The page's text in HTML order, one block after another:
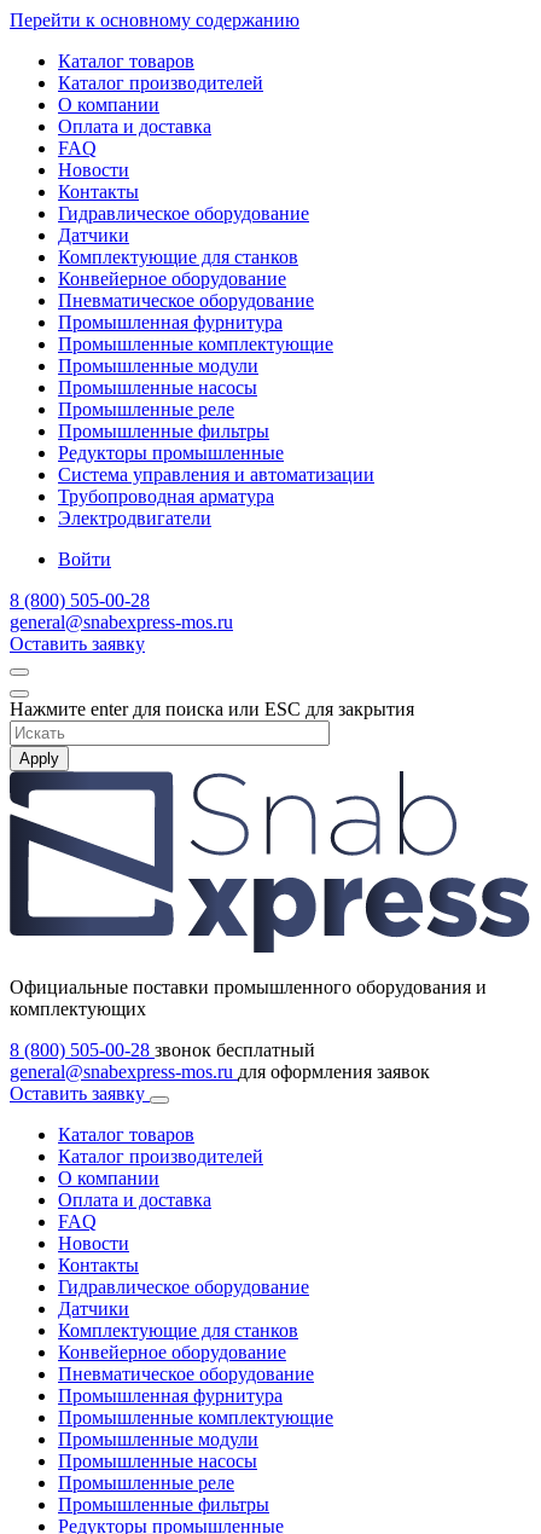
Перейти к основному содержанию
Каталог товаров
Каталог производителей
О компании
Оплата и доставка
FAQ
Новости
Контакты
Гидравлическое оборудование
Датчики
Комплектующие для станков
Конвейерное оборудование
Пневматическое оборудование
Промышленная фурнитура
Промышленные комплектующие
Промышленные модули
Промышленные насосы
Промышленные реле
Промышленные фильтры
Редукторы промышленные
Система управления и автоматизации
Трубопроводная арматура
Электродвигатели
Войти
8 (800) 505-00-28
general@snabexpress-mos.ru
Оставить заявку
Нажмите enter для поиска или ESC для закрытия
Apply
Официальные поставки промышленного оборудования и
комплектующих
8 (800) 505-00-28 звонок бесплатный
general@snabexpress-mos.ru для оформления заявок
Оставить заявку
Каталог товаров
Каталог производителей
О компании
Оплата и доставка
FAQ
Новости
Контакты
Гидравлическое оборудование
Датчики
Комплектующие для станков
Конвейерное оборудование
Пневматическое оборудование
Промышленная фурнитура
Промышленные комплектующие
Промышленные модули
Промышленные насосы
Промышленные реле
Промышленные фильтры
Редукторы промышленные